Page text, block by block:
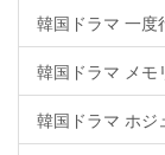
韓国ドラマ 一度
韓国ドラマ メモ
韓国ドラマ ホジ